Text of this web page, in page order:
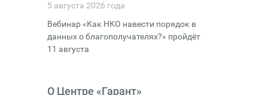
5 августа 2026 года
Вебинар «Как НКО навести порядок в
данных о благополучателях?» пройдёт
11 августа
О Центре «Гарант»